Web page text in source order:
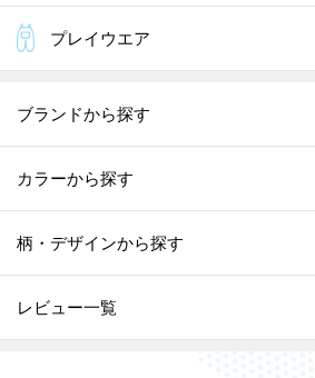
プレイウエア
ブランドから探す
カラーから探す
柄・デザインから探す
レビュー一覧